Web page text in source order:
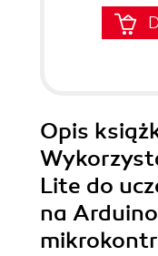
Opis
Lite do
na